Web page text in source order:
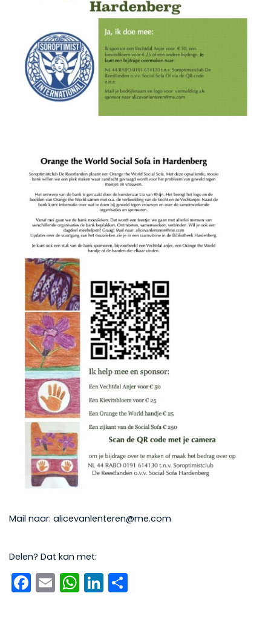
Mail naar: alicevanlenteren@me.com
Delen? Dat kan met:
Facebook
EmailWhatsApp
LinkedIn